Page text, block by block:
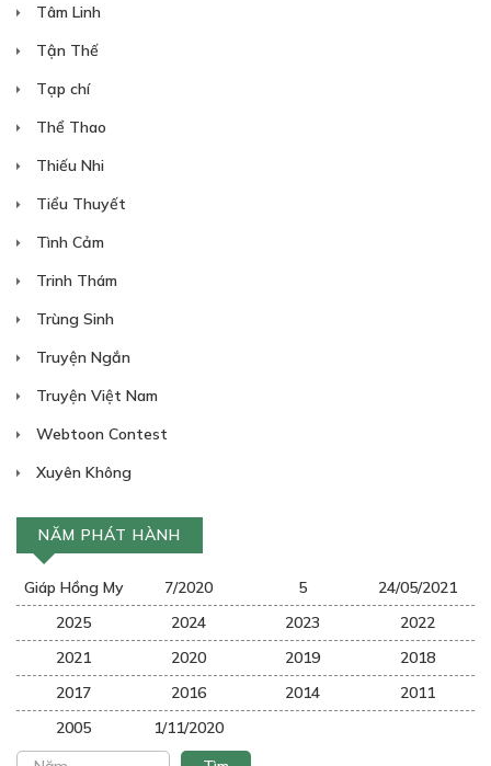
24/12/2018
CHƯƠNG 31
Anh muốn trông thật ngầu
25/12/2018
Tâm Linh
Tận Thế
Tạp chí
Thể Thao
Thiếu Nhi
Tiểu Thuyết
Tình Cảm
Trinh Thám
Trùng Sinh
Truyện Ngắn
Truyện Việt Nam
Webtoon Contest
Xuyên Không
NĂM PHÁT HÀNH
Giáp Hồng My 7/2020 5
24/05/2021
2025
2024 2023
2022
2021
2020 2019
2018
2017
2016 2014
2011
2005
1/11/2020